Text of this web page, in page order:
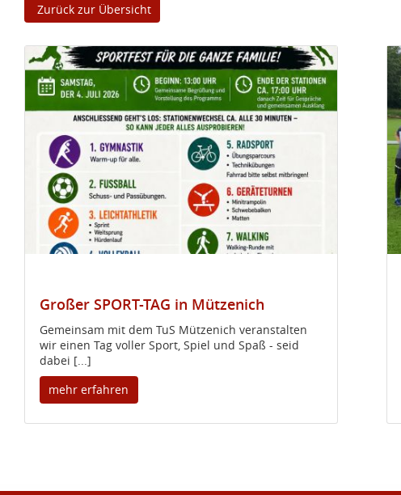
Zurück zur Übersicht
Großer SPORT-TAG in Mützenich
Gemeinsam mit dem TuS Mützenich veranstalten
wir einen Tag voller Sport, Spiel und Spaß - seid
dabei [...]
mehr erfahren